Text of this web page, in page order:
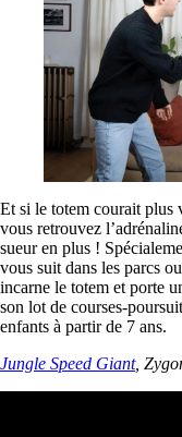
Et si le totem courait plus
vous retrouvez
sueur en plus !
vous suit dans les parcs
incarne le totem et porte
son lot de courses-
enfants à partir de 7 ans.
Jungle Speed Giant,